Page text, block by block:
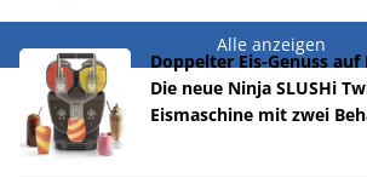
Alle anzeigen
Doppelter Eis-Genuss
Die neue Ninja SLUSHi
Eismaschine mit zwei